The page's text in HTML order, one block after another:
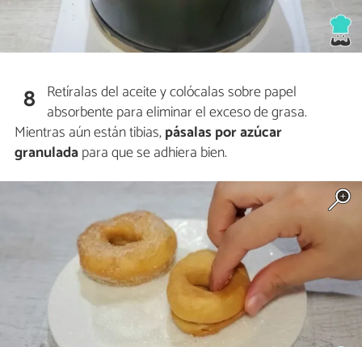
8 Retíralas del aceite y colócalas sobre papel
absorbente para eliminar el exceso de grasa.
Mientras aún están tibias,pásalas por azúcar
granuladapara que se adhiera bien.